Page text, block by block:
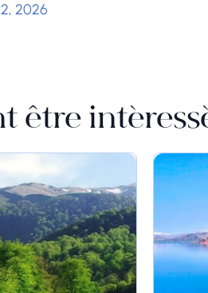
2026
être